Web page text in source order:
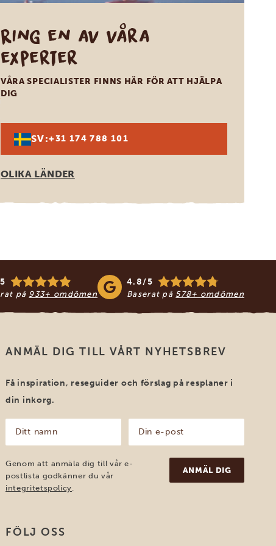
Ring en av våra
experter
VÅRA SPECIALISTER FINNS HÄR FÖR ATT HJÄLPA
DIG
SV:+31 174 788 101
OLIKA LÄNDER
på 933+ omdömen
4.8/5
Baserat på 578+ omdömen
ANMÄL DIG TILL VÅRT NYHETSBREV
Få inspiration, reseguider och förslag på resplaner i
din inkorg.
namn
(Obligatoriskt)
post
(Obligatoriskt)
Genom att anmäla dig till vår e-
postlista godkänner du vår
integritetspolicy.
FÖLJ OSS